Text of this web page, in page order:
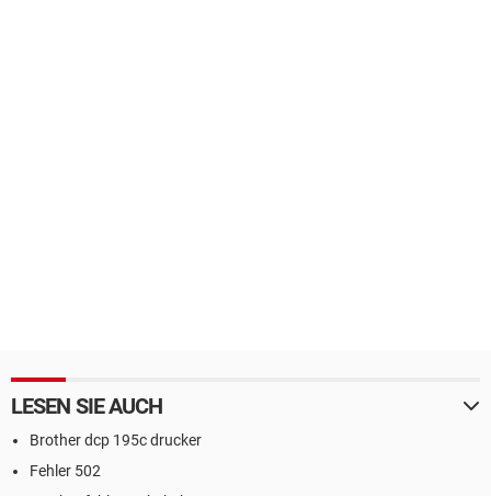
LESEN SIE AUCH
Brother dcp 195c drucker
Fehler 502